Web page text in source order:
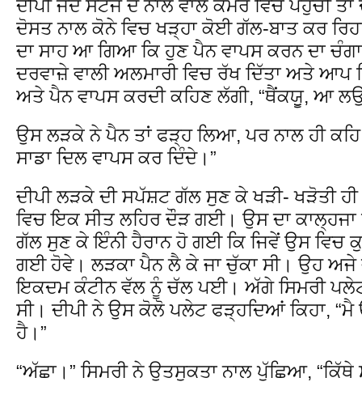
ਦੀਪੀ ਜਦੋਂ ਸਟੇਜ ਦੇ ਨਾਲ ਵਾਲੇ ਕਮਰੇ ਵਿਚ ਪਹੁੰਚੀ
ਦੋਸਤ ਨਾਲ ਕੋਨੇ ਵਿਚ ਖੜ੍ਹਾ ਕੋਈ ਗੱਲ-ਬਾਤ ਕਰ
ਦਾ ਸਾਹ ਆ ਗਿਆ ਕਿ ਹੁਣ ਪੈਨ ਵਾਪਸ ਕਰਨ ਦਾ
ਦਰਵਾਜ਼ੇ ਵਾਲੀ ਅਲਮਾਰੀ ਵਿਚ ਰੱਖ ਦਿੱਤਾ ਅਤੇ
ਅਤੇ ਪੈਨ ਵਾਪਸ ਕਰਦੀ ਕਹਿਣ ਲੱਗੀ, “ਥੈਂਕਯੂੁ, ਆ
ਉਸ ਲੜਕੇ ਨੇ ਪੈਨ ਤਾਂ ਫੜ੍ਹ ਲਿਆ, ਪਰ ਨਾਲ ਹੀ ਕਹਿ
ਸਾਡਾ ਦਿਲ ਵਾਪਸ ਕਰ ਦਿੰਦੇ।”
ਦੀਪੀ ਲੜਕੇ ਦੀ ਸਪੱਸ਼ਟ ਗੱਲ ਸੁਣ ਕੇ ਖੜੀ- ਖੜੋਤੀ
ਵਿਚ ਇਕ ਸੀਤ ਲਹਿਰ ਦੌੜ ਗਈ। ਉਸ ਦਾ
ਗੱਲ ਸੁਣ ਕੇ ਇੰਨੀ ਹੈਰਾਨ ਹੋ ਗਈ ਕਿ ਜਿਵੇਂ ਉਸ ਵਿਚ
ਗਈ ਹੋਵੇ। ਲੜਕਾ ਪੈਨ ਲੈ ਕੇ ਜਾ ਚੁੱਕਾ ਸੀ। ਉਹ ਅਜੇ
ਇਕਦਮ ਕੰਟੀਨ ਵੱਲ ਨੂੰ ਚੱਲ ਪਈ। ਅੱਗੇ ਸਿਮਰੀ
ਸੀ। ਦੀਪੀ ਨੇ ਉਸ ਕੋਲੋ ਪਲੇਟ ਫੜ੍ਹਦਿਆਂ ਕਿਹਾ, “ਮੈ
ਹੈ।”
“ਅੱਛਾ।” ਸਿਮਰੀ ਨੇ ਉਤਸੁਕਤਾ ਨਾਲ ਪੁੱਛਿਆ, “ਕਿੱਥੇ